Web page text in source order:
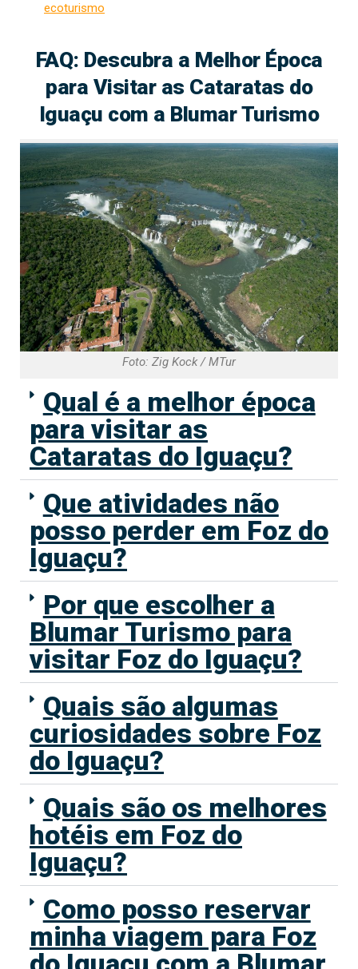
ecoturismo
FAQ: Descubra a Melhor Época
para Visitar as Cataratas do
Iguaçu com a Blumar Turismo
Foto: Zig Kock / MTur
Qual é a melhor época
para visitar as
Cataratas do Iguaçu?
Que atividades não
posso perder em Foz do
Iguaçu?
Por que escolher a
Blumar Turismo para
visitar Foz do Iguaçu?
Quais são algumas
curiosidades sobre Foz
do Iguaçu?
Quais são os melhores
hotéis em Foz do
Iguaçu?
Como posso reservar
minha viagem para Foz